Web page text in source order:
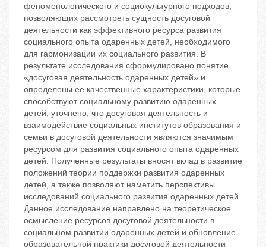
феноменологического и социокультурного подходов,
позволяющих рассмотреть сущность досуговой
деятельности как эффективного ресурса развития
социального опыта одаренных детей, необходимого
для гармонизации их социального развития. В
результате исследования сформулировано понятие
«досуговая деятельность одаренных детей» и
определены ее качественные характеристики, которые
способствуют социальному развитию одаренных
детей; уточнено, что досуговая деятельность и
взаимодействие социальных институтов образования и
семьи в досуговой деятельности являются значимым
ресурсом для развития социального опыта одаренных
детей. Полученные результаты вносят вклад в развитие
положений теории поддержки развития одаренных
детей, а также позволяют наметить перспективы
исследований социального развития одаренных детей.
Данное исследование направлено на теоретическое
осмысление ресурсов досуговой деятельности в
социальном развитии одаренных детей и обновление
образовательной практики досуговой деятельности